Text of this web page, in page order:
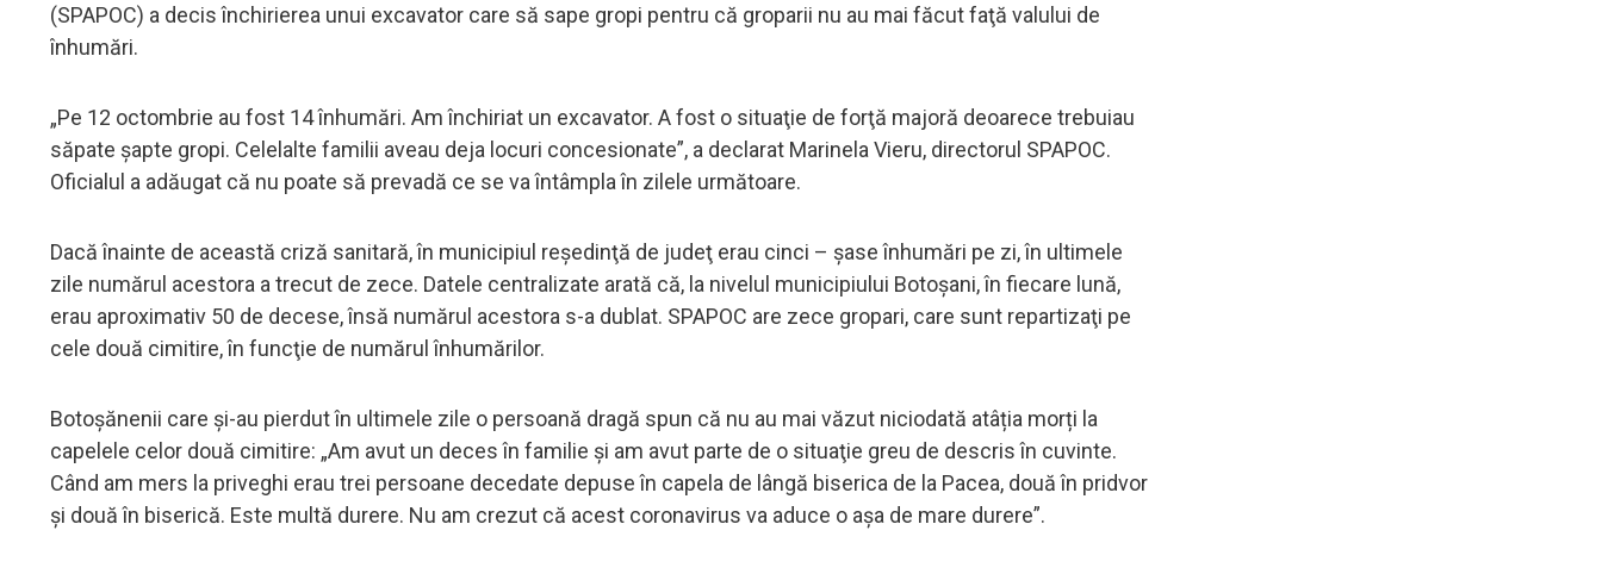
(SPAPOC) a decis închirierea unui excavator care să sape gropi pentru că groparii nu au mai făcut faţă valului de
înhumări.
„Pe 12 octombrie au fost 14 înhumări. Am închiriat un excavator. A fost o situaţie de forţă majoră deoarece trebuiau
săpate şapte gropi. Celelalte familii aveau deja locuri concesionate”, a declarat Marinela Vieru, directorul SPAPOC.
Oficialul a adăugat că nu poate să prevadă ce se va întâmpla în zilele următoare.
Dacă înainte de această criză sanitară, în municipiul reşedinţă de judeţ erau cinci – şase înhumări pe zi, în ultimele
zile numărul acestora a trecut de zece. Datele centralizate arată că, la nivelul municipiului Botoşani, în fiecare lună,
erau aproximativ 50 de decese, însă numărul acestora s-a dublat. SPAPOC are zece gropari, care sunt repartizaţi pe
cele două cimitire, în funcţie de numărul înhumărilor.
Botoşănenii care şi-au pierdut în ultimele zile o persoană dragă spun că nu au mai văzut niciodată atâția morți la
capelele celor două cimitire: „Am avut un deces în familie şi am avut parte de o situaţie greu de descris în cuvinte.
Când am mers la priveghi erau trei persoane decedate depuse în capela de lângă biserica de la Pacea, două în pridvor
şi două în biserică. Este multă durere. Nu am crezut că acest coronavirus va aduce o aşa de mare durere”.